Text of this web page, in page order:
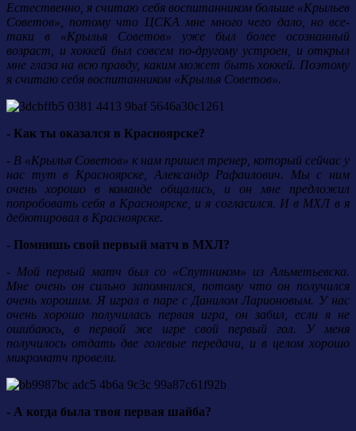
Естественно, я считаю себя воспитанником больше «Крыльев
Советов», потому что ЦСКА мне много чего дало, но все-
таки в «Крылья Советов» уже был более осознанный
возраст, и хоккей был совсем по-другому устроен, и открыл
мне глаза на всю правду, каким может быть хоккей. Поэтому
я считаю себя воспитанником «Крылья Советов».
- Как ты оказался в Красноярске?
- В «Крылья Советов» к нам пришел тренер, который сейчас у
нас тут в Красноярске, Александр Рафаилович. Мы с ним
очень хорошо в команде общались, и он мне предложил
попробовать себя в Красноярске, и я согласился. И в МХЛ в я
дебютировал в Красноярске.
- Помнишь свой первый матч в МХЛ?
- Мой первый матч был со «Спутником» из Альметьевска.
Мне очень он сильно запомнился, потому что он получился
очень хорошим. Я играл в паре с Данилом Ларионовым. У нас
очень хорошо получилась первая игра, он забил, если я не
ошибаюсь, в первой же игре свой первый гол. У меня
получилось отдать две голевые передачи, и в целом хорошо
микроматч провели.
- А когда была твоя первая шайба?